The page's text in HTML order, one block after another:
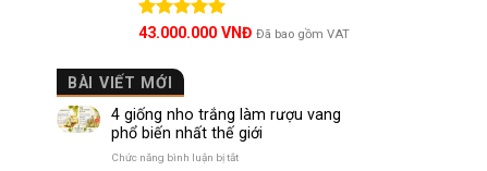
Được xếp
5 sao
43.000.000 VNĐ Đã bao gồm VAT
BÀI VIẾT MỚI
4 giống nho trắng làm rượu vang
phổ biến nhất thế giới
Chức năng bình luận bị tắtở